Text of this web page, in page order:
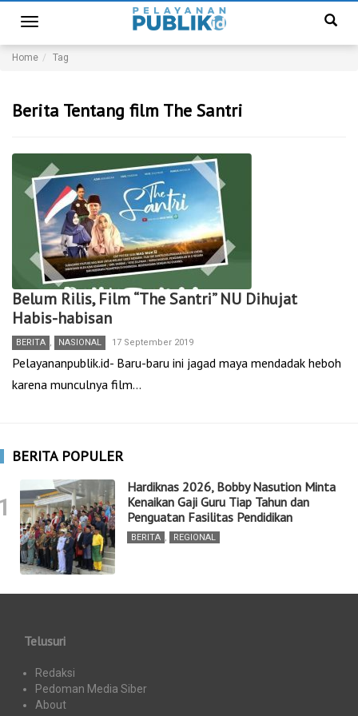
Toggle
navigation
Home Tag
Berita Tentang film The Santri
Belum Rilis, Film “The Santri” NU Dihujat
Habis-habisan
BERITA , NASIONAL 17 September 2019
Pelayananpublik.id- Baru-baru ini jagad maya mendadak heboh
karena munculnya film…
BERITA POPULER
Hardiknas 2026, Bobby Nasution Minta
Kenaikan Gaji Guru Tiap Tahun dan
Penguatan Fasilitas Pendidikan
BERITA , REGIONAL
Telusuri
Redaksi
Pedoman Media Siber
About